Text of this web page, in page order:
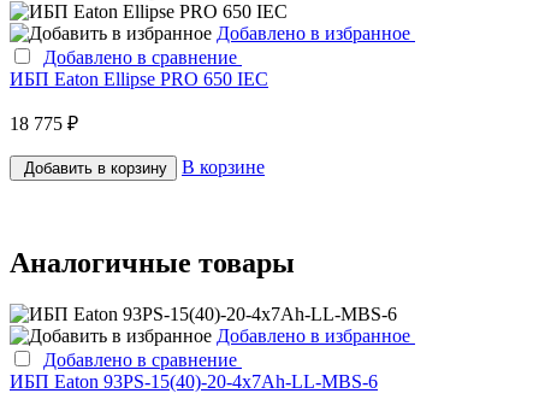
Добавлено в избранное
Добавлено в сравнение
ИБП Eaton Ellipse PRO 650 IEC
18 775 ₽
Добавить в корзину В корзине
Аналогичные товары
Добавлено в избранное
Добавлено в сравнение
ИБП Eaton 93PS-15(40)-20-4x7Ah-LL-MBS-6